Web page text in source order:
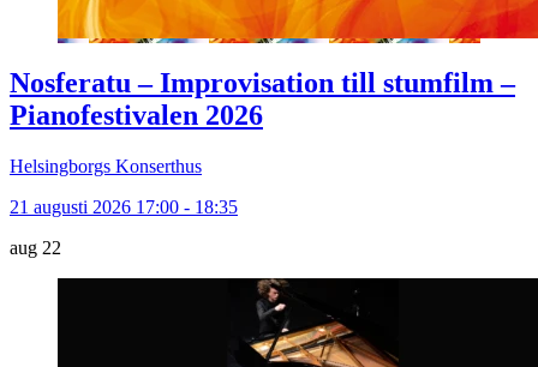
Nosferatu – Improvisation till stumfilm –
Pianofestivalen 2026
Helsingborgs Konserthus
21 augusti 2026 17:00 - 18:35
aug 22